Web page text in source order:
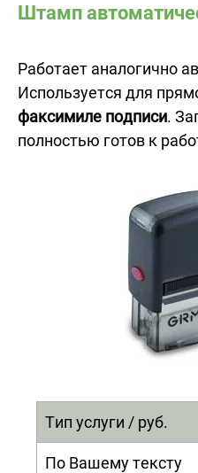
Штамп
Работает аналогично
Используется для
факсимиле подписи.
полностью готов к
Тип услуги / руб.
По Вашему тексту